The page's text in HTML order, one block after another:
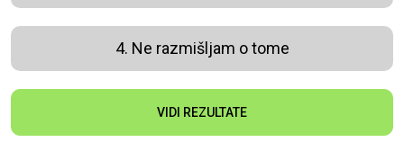
4. Ne razmišljam o tome
VIDI REZULTATE